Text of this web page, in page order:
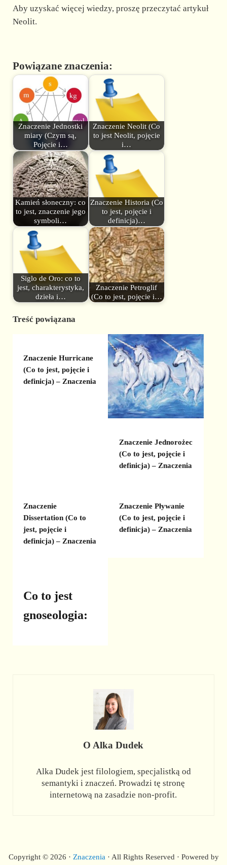
Aby uzyskać więcej wiedzy, proszę przeczytać artykuł
Neolit.
Powiązane znaczenia:
Znaczenie Jednostki
miary (Czym są,
Pojęcie i…
Znaczenie Neolit (Co
to jest Neolit, pojęcie
i…
Kamień słoneczny: co
to jest, znaczenie jego
symboli…
Znaczenie Historia (Co
to jest, pojęcie i
definicja)…
Siglo de Oro: co to
jest, charakterystyka,
dzieła i…
Znaczenie Petroglif
(Co to jest, pojęcie i…
Treść powiązana
Znaczenie Hurricane
(Co to jest, pojęcie i
definicja) – Znaczenia
Znaczenie Jednorożec
(Co to jest, pojęcie i
definicja) – Znaczenia
Znaczenie
Dissertation (Co to
jest, pojęcie i
definicja) – Znaczenia
Znaczenie Pływanie
(Co to jest, pojęcie i
definicja) – Znaczenia
Co to jest
gnoseologia:
OAlka Dudek
Alka Dudek jest filologiem, specjalistką od
semantyki i znaczeń. Prowadzi tę stronę
internetową na zasadzie non-profit.
Copyright © 2026 · Znaczenia · All Rights Reserved · Powered by